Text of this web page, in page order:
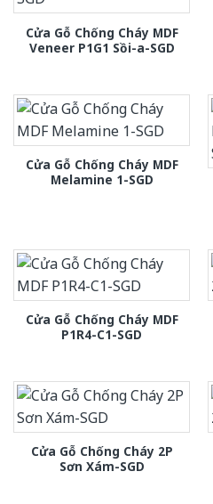
Cửa Gỗ Chống Cháy MDF
Veneer P1G1 Sồi-a-SGD
Cửa Gỗ Chống Cháy MDF
Melamine 1-SGD
Cửa Gỗ Chống Cháy MDF
P1R4-C1-SGD
Cửa Gỗ Chống Cháy 2P
Sơn Xám-SGD